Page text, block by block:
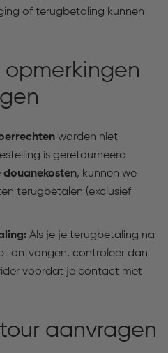
of terugbetaling kunnen
opmerkingen
worden niet
is geretourneerd
, kunnen we
terugbetalen (exclusief
Als je je terugbetaling na
ontvangen, controleer dan
voordat je contact met
aanvragen